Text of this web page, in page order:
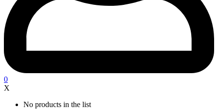
0
X
No products in the list